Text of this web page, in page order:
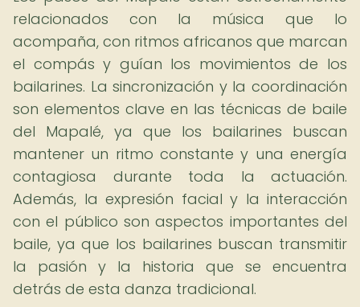
relacionados con la música que lo
acompaña, con ritmos africanos que marcan
el compás y guían los movimientos de los
bailarines. La sincronización y la coordinación
son elementos clave en las técnicas de baile
del Mapalé, ya que los bailarines buscan
mantener un ritmo constante y una energía
contagiosa durante toda la actuación.
Además, la expresión facial y la interacción
con el público son aspectos importantes del
baile, ya que los bailarines buscan transmitir
la pasión y la historia que se encuentra
detrás de esta danza tradicional.